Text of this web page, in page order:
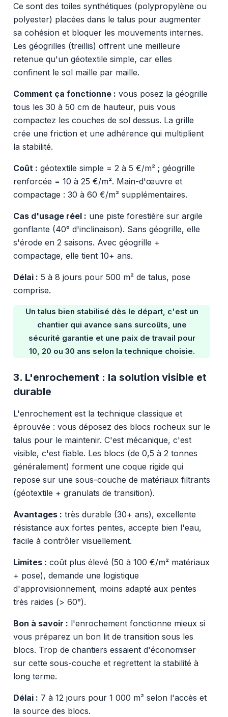
Ce sont des toiles synthétiques (polypropylène ou
polyester) placées dans le talus pour augmenter
sa cohésion et bloquer les mouvements internes.
Les géogrilles (treillis) offrent une meilleure
retenue qu'un géotextile simple, car elles
confinent le sol maille par maille.
Comment ça fonctionne : vous posez la géogrille
tous les 30 à 50 cm de hauteur, puis vous
compactez les couches de sol dessus. La grille
crée une friction et une adhérence qui multiplient
la stabilité.
Coût : géotextile simple = 2 à 5 €/m² ; géogrille
renforcée = 10 à 25 €/m². Main-d'œuvre et
compactage : 30 à 60 €/m² supplémentaires.
Cas d'usage réel : une piste forestière sur argile
gonflante (40° d'inclinaison). Sans géogrille, elle
s'érode en 2 saisons. Avec géogrille +
compactage, elle tient 10+ ans.
Délai : 5 à 8 jours pour 500 m² de talus, pose
comprise.
Un talus bien stabilisé dès le départ, c'est un
chantier qui avance sans surcoûts, une
sécurité garantie et une paix de travail pour
10, 20 ou 30 ans selon la technique choisie.
3. L'enrochement : la solution visible et
durable
L'enrochement est la technique classique et
éprouvée : vous déposez des blocs rocheux sur le
talus pour le maintenir. C'est mécanique, c'est
visible, c'est fiable. Les blocs (de 0,5 à 2 tonnes
généralement) forment une coque rigide qui
repose sur une sous-couche de matériaux filtrants
(géotextile + granulats de transition).
Avantages : très durable (30+ ans), excellente
résistance aux fortes pentes, accepte bien l'eau,
facile à contrôler visuellement.
Limites : coût plus élevé (50 à 100 €/m² matériaux
+ pose), demande une logistique
d'approvisionnement, moins adapté aux pentes
très raides (> 60°).
Bon à savoir : l'enrochement fonctionne mieux si
vous préparez un bon lit de transition sous les
blocs. Trop de chantiers essaient d'économiser
sur cette sous-couche et regrettent la stabilité à
long terme.
Délai : 7 à 12 jours pour 1 000 m² selon l'accès et
la source des blocs.